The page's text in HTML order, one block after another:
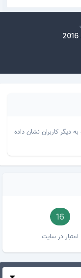
دیگر کاربران نشان داده
16
اعتبار در سایت